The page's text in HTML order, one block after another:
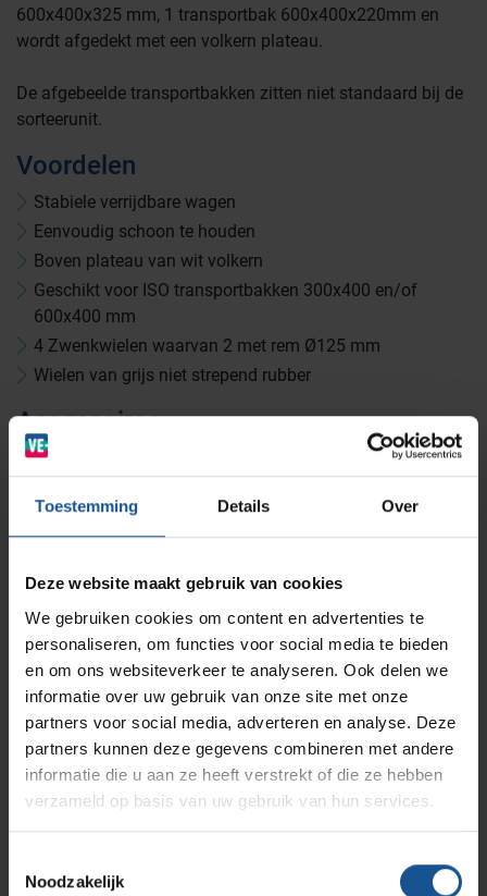
Toestemming Details Over
Deze website maakt gebruik van cookies
We gebruiken cookies om content en advertenties te
personaliseren, om functies voor social media te bieden
en om ons websiteverkeer te analyseren. Ook delen we
informatie over uw gebruik van onze site met onze
partners voor social media, adverteren en analyse. Deze
partners kunnen deze gegevens combineren met andere
informatie die u aan ze heeft verstrekt of die ze hebben
verzameld op basis van uw gebruik van hun services.
Noodzakelijk
600x400x325 mm, 1 transportbak 600x400x220mm en
wordt afgedekt met een volkern plateau.
De afgebeelde transportbakken zitten niet standaard bij de
sorteerunit.
Voordelen
Stabiele verrijdbare wagen
Eenvoudig schoon te houden
Boven plateau van wit volkern
Geschikt voor ISO transportbakken 300x400 en/of
600x400 mm
4 Zwenkwielen waarvan 2 met rem Ø125 mm
Wielen van grijs niet strepend rubber
Accessoires
Stootrollen
Transportbakken 600x400x325mm
Stootrollen, Transportbakken 600x400x220mm,
Transportbakken 600x400x325mm
Branche
Afvalinzamelaars, Cleanrooms, Laboratoria, Ziekenhuizen
en klinieken, Zorginstellingen
Breedte
490
Branches
Ziekenhuizen en klinieken
Zorginstellingen
Laboratoria
Cleanrooms
Logistiek en opslag
Afvalinzamelaars
Farmaceutische industrie
Solutions
RVS Werkplekinrichting
Modulaire Inrichtingssystemen
Opslagsystemen en voorraadbeheer
Productlijnen
Medische afvalverpakkingen
Infectiepreventie en hygiëne
Opslagmogelijkheden
Medische (verzorgings)wagens
Wastransport
Medicijn- en verbandkasten
Werkplekinrichting
Assortiment
Hammerlit
Septodry
Metro
Zarges
AP Medical
BINBIN
Contact
Ons team
Klantcases
Vacatures